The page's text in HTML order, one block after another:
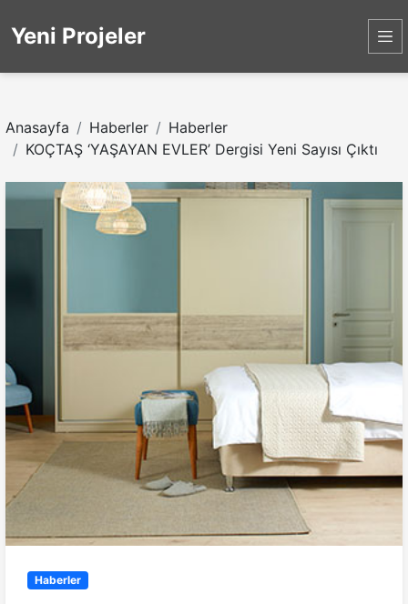
Yeni Projeler
Anasayfa Haberler
Haberler
KOÇTAŞ ‘YAŞAYAN EVLER’ Dergisi Yeni Sayısı Çıktı
Haberler